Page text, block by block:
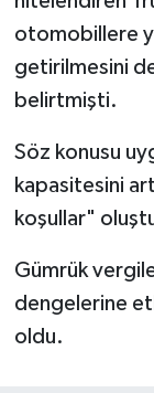
otomobillere
getirilmesini
belirtmişti.
Söz konusu
kapasitesini
koşullar"
Gümrük
dengelerine
oldu.